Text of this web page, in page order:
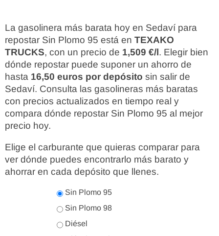
La gasolinera más barata hoy en Sedaví para
repostar Sin Plomo 95 está en TEXAKO
TRUCKS, con un precio de 1,509 €/l. Elegir bien
dónde repostar puede suponer un ahorro de
hasta 16,50 euros por depósito sin salir de
Sedaví. Consulta las gasolineras más baratas
con precios actualizados en tiempo real y
compara dónde repostar Sin Plomo 95 al mejor
precio hoy.
Elige el carburante que quieras comparar para
ver dónde puedes encontrarlo más barato y
ahorrar en cada depósito que llenes.
Sin Plomo 95
Sin Plomo 98
Diésel